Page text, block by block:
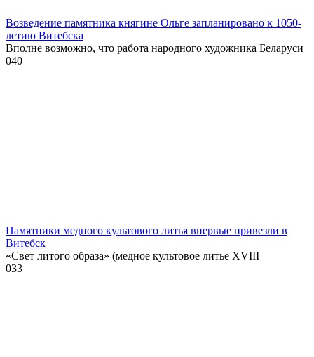
Возведение памятника княгине Ольге запланировано к 1050-
летию Витебска
Вполне возможно, что работа народного художника Беларуси
040
Памятники медного культового литья впервые привезли в
Витебск
«Свет литого образа» (медное культовое литье XVIII
033